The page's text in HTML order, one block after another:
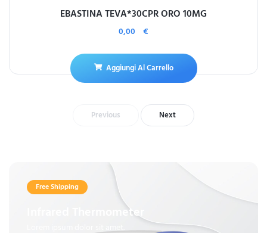
EBASTINA TEVA*30CPR ORO 10MG
0,00 €
Aggiungi Al Carrello
Previous Next
Free Shipping
Infrared Thermometer
Lorem ipsum dolor sit amet.